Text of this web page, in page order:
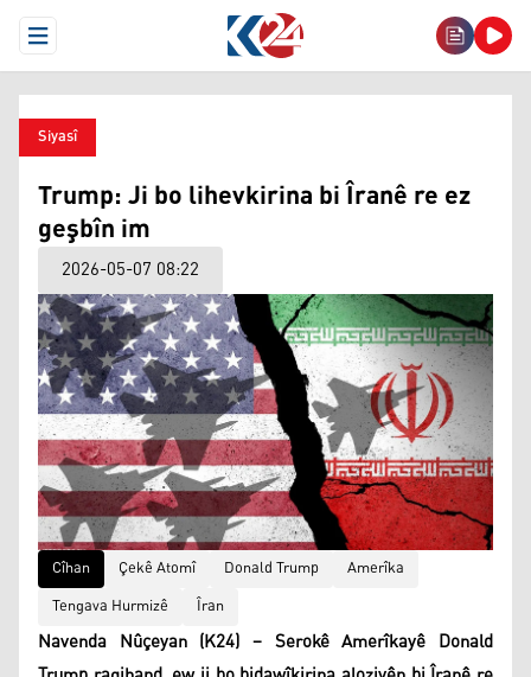
Open Menu
Siyasî
Trump: Ji bo lihevkirina bi Îranê re ez
geşbîn im
2026-05-07 08:22
Cîhan Çekê Atomî Donald Trump
Amerîka
Tengava Hurmizê
Îran
Navenda Nûçeyan (K24) – Serokê Amerîkayê Donald